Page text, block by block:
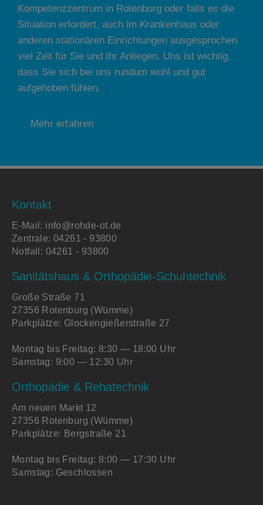
Kompetenzzentrum in Rotenburg oder falls es die
Situation erfordert, auch im Krankenhaus oder
anderen stationären Einrichtungen ausgesprochen
viel Zeit für Sie und Ihr Anliegen. Uns ist wichtig,
dass Sie sich bei uns rundum wohl und gut
aufgehoben fühlen.
Mehr erfahren
Kontakt
E-Mail: info@rohde-ot.de
Zentrale:04261 - 93800
Notfall: 04261 - 93800
Sanitätshaus & Orthopädie-Schuhtechnik
Große Straße 71
27356 Rotenburg (Wümme)
Parkplätze: Glockengießerstraße 27
Montag bis Freitag: 8:30 — 18:00 Uhr
Samstag: 9:00 — 12:30 Uhr
Orthopädie & Rehatechnik
Am neuen Markt 12
27356 Rotenburg (Wümme)
Parkplätze: Bergstraße 21
Montag bis Freitag: 8:00 — 17:30 Uhr
Samstag: Geschlossen